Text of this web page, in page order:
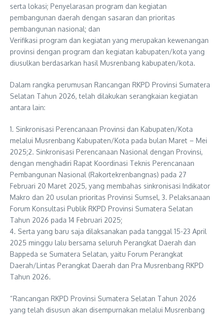
serta lokasi; Penyelarasan program dan kegiatan
pembangunan daerah dengan sasaran dan prioritas
pembangunan nasional; dan
Verifikasi program dan kegiatan yang merupakan kewenangan
provinsi dengan program dan kegiatan kabupaten/kota yang
diusulkan berdasarkan hasil Musrenbang kabupaten/kota.
Dalam rangka perumusan Rancangan RKPD Provinsi Sumatera
Selatan Tahun 2026, telah dilakukan serangkaian kegiatan
antara lain:
1. Sinkronisasi Perencanaan Provinsi dan Kabupaten/Kota
melalui Musrenbang Kabupaten/Kota pada bulan Maret – Mei
2025;2. Sinkronisasi Perencanaan Nasional dengan Provinsi,
dengan menghadiri Rapat Koordinasi Teknis Perencanaan
Pembangunan Nasional (Rakortekrenbangnas) pada 27
Februari 20 Maret 2025, yang membahas sinkronisasi Indikator
Makro dan 20 usulan prioritas Provinsi Sumsel, 3. Pelaksanaan
Forum Konsultasi Publik RKPD Provinsi Sumatera Selatan
Tahun 2026 pada 14 Februari 2025;
4. Serta yang baru saja dilaksanakan pada tanggal 15-23 April
2025 minggu lalu bersama seluruh Perangkat Daerah dan
Bappeda se Sumatera Selatan, yaitu Forum Perangkat
Daerah/Lintas Perangkat Daerah dan Pra Musrenbang RKPD
Tahun 2026.
“Rancangan RKPD Provinsi Sumatera Selatan Tahun 2026
yang telah disusun akan disempurnakan melalui Musrenbang